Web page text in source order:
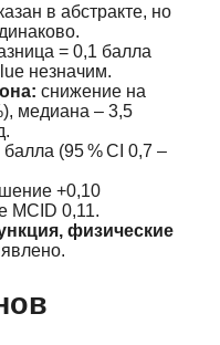
в абстракте, но
= 0,1 балла
незначим.
снижение на
медиана – 3,5
(95 % CI 0,7 –
+0,10
MCID 0,11.
физические